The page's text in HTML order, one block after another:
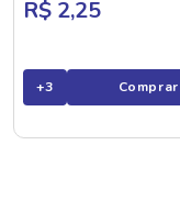
R$ 2,25
+3 Comprar